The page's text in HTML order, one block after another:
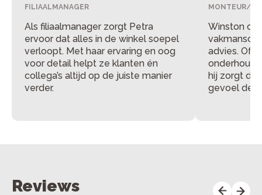
FILIAALMANAGER
Als filiaalmanager zorgt Petra
ervoor dat alles in de winkel soepel
verloopt. Met haar ervaring en oog
voor detail helpt ze klanten én
collega’s altijd op de juiste manier
verder.
MONTEUR/
Winston
advies. Of
onderhoud
hij zorgt
gevoel de
Reviews